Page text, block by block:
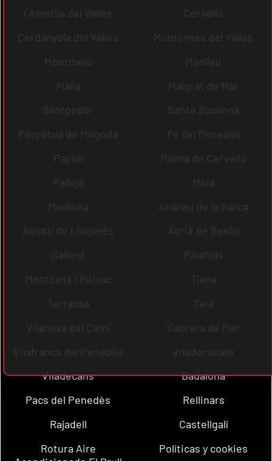
l´Ametlla del Vallès
Cervelló
Cerdanyola del Vallès
Montornès del Vallès
Montmeló
Manlleu
Malla
Malgrat de Mar
Santpedor
Santa Susanna
Perpètua de Mogoda
Fe del Penedès
Papiol
Palma de Cervelló
Pallejà
Moià
Mediona
Andreu de la Barca
Agustí de Lluçanès
Adrià de Besòs
Sallent
Palafolls
Montcada i Reixac
Tiana
Terrassa
Teià
Vilanova del Camí
Cabrera de Mar
Vilafranca del Penedès
Viladecavalls
Viladecans
Badalona
Pacs del Penedès
Rellinars
Rajadell
Castellgalí
Rotura Aire
Políticas y cookies